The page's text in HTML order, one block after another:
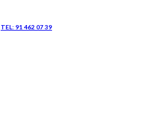
TEL: 91 462 07 39